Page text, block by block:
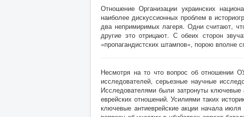
Отношение Организации украинских
наиболее дискуссионных проблем в
два непримиримых лагеря. Одни считают,
другие это отрицают. С обеих сторон
«пропагандистских штампов», порою вполне
Несмотря на то что вопрос об отношении
исследователей, серьезные научные
Исследователями были затронуты
еврейских отношений. Усилиями таких
ключевые антиеврейские акции начала